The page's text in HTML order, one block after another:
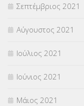
Σεπτέμβριος 2021
Αύγουστος 2021
Ιούλιος 2021
Ιούνιος 2021
Μάιος 2021